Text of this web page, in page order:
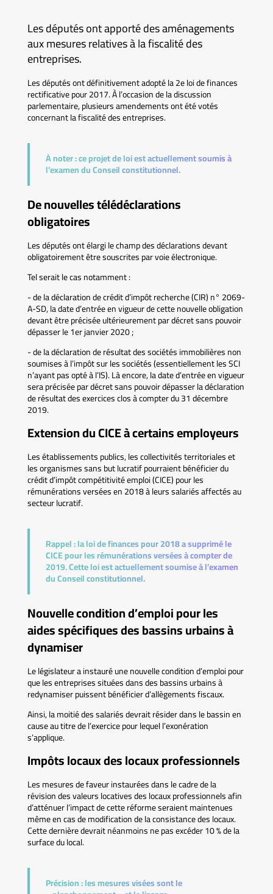
Les députés ont apporté des aménagements
aux mesures relatives à la fiscalité des
entreprises.
Les députés ont définitivement adopté la 2e loi de finances
rectificative pour 2017. À l’occasion de la discussion
parlementaire, plusieurs amendements ont été votés
concernant la fiscalité des entreprises.
À noter :ce projet de loi est actuellement soumis à
l’examen du Conseil constitutionnel.
De nouvelles télédéclarations
obligatoires
Les députés ont élargi le champ des déclarations devant
obligatoirement être souscrites par voie électronique.
Tel serait le cas notamment :
- de la déclaration de crédit d’impôt recherche (CIR) n° 2069-
A-SD, la date d’entrée en vigueur de cette nouvelle obligation
devant être précisée ultérieurement par décret sans pouvoir
dépasser le 1er janvier 2020 ;
- de la déclaration de résultat des sociétés immobilières non
soumises à l’impôt sur les sociétés (essentiellement les SCI
n’ayant pas opté à l’IS). Là encore, la date d’entrée en vigueur
sera précisée par décret sans pouvoir dépasser la déclaration
de résultat des exercices clos à compter du 31 décembre
2019.
Extension du CICE à certains employeurs
Les établissements publics, les collectivités territoriales et
les organismes sans but lucratif pourraient bénéficier du
crédit d’impôt compétitivité emploi (CICE) pour les
rémunérations versées en 2018 à leurs salariés affectés au
secteur lucratif.
Rappel :la loi de finances pour 2018 a supprimé le
CICE pour les rémunérations versées à compter de
2019. Cette loi est actuellement soumise à l’examen
du Conseil constitutionnel.
Nouvelle condition d’emploi pour les
aides spécifiques des bassins urbains à
dynamiser
Le législateur a instauré une nouvelle condition d’emploi pour
que les entreprises situées dans des bassins urbains à
redynamiser puissent bénéficier d’allègements fiscaux.
Ainsi, la moitié des salariés devrait résider dans le bassin en
cause au titre de l’exercice pour lequel l’exonération
s’applique.
Impôts locaux des locaux professionnels
Les mesures de faveur instaurées dans le cadre de la
révision des valeurs locatives des locaux professionnels afin
d’atténuer l’impact de cette réforme seraient maintenues
même en cas de modification de la consistance des locaux.
Cette dernière devrait néanmoins ne pas excéder 10 % de la
surface du local.
Précision :les mesures visées sont le